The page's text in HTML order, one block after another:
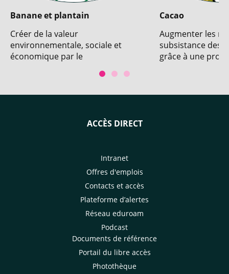
Banane et plantain
Créer de la valeur
environnementale, sociale et
économique par le
production de bananes dessert
Cacao
Augmenter les
subsistance des
grâce à une
ACCÈS DIRECT
Intranet
Offres d'emplois
Contacts et accès
Plateforme d’alertes
Réseau eduroam
Podcast
Documents de référence
Portail du libre accès
Photothèque